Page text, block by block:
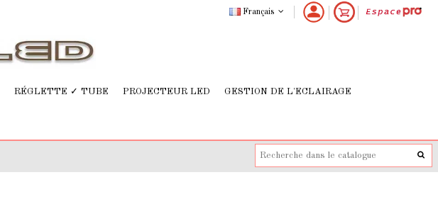
Français
RÉGLETTE ✓ TUBE PROJECTEUR LED GESTION DE L'ECLAIRAGE